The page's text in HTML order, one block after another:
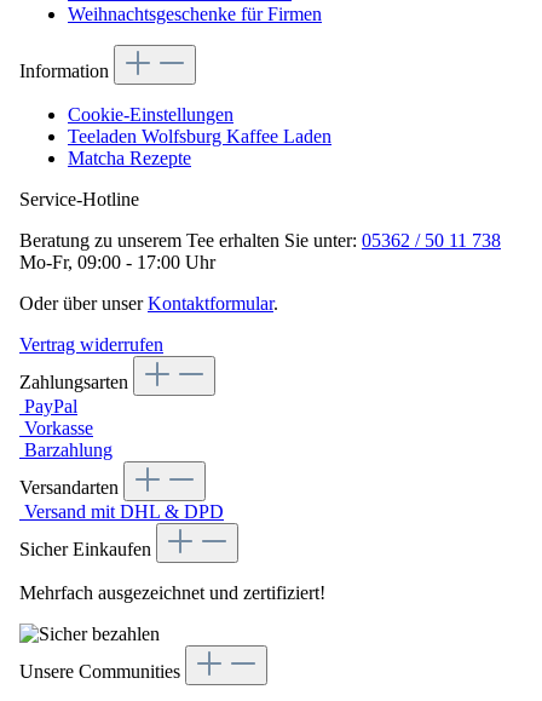
Weihnachtsgeschenke für Firmen
Information
Cookie-Einstellungen
Teeladen Wolfsburg Kaffee Laden
Matcha Rezepte
Service-Hotline
Beratung zu unserem Tee erhalten Sie unter: 05362 / 50 11 738
Mo-Fr, 09:00 - 17:00 Uhr
Oder über unserKontaktformular.
Vertrag widerrufen
Zahlungsarten
PayPal
Vorkasse
Barzahlung
Versandarten
Versand mit DHL & DPD
Sicher Einkaufen
Mehrfach ausgezeichnet und zertifiziert!
Unsere Communities